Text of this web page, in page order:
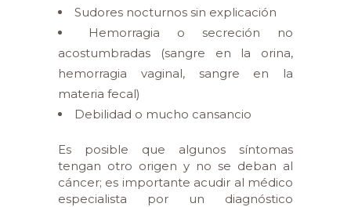
Sudores nocturnos sin explicación
Hemorragia o secreción no
acostumbradas (sangre en la orina,
hemorragia vaginal, sangre en la
materia fecal)
Debilidad o mucho cansancio
Es posible que algunos síntomas
tengan otro origen y no se deban al
cáncer; es importante acudir al médico
especialista por un diagnóstico